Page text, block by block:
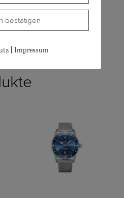
bestätigen
| Impressum